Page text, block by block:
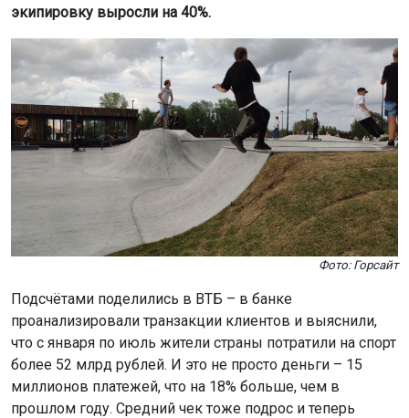
экипировку выросли на 40%.
Фото: Горсайт
Подсчётами поделились в ВТБ – в банке
проанализировали транзакции клиентов и выяснили,
что с января по июль жители страны потратили на спорт
более 52 млрд рублей. И это не просто деньги – 15
миллионов платежей, что на 18% больше, чем в
прошлом году. Средний чек тоже подрос и теперь